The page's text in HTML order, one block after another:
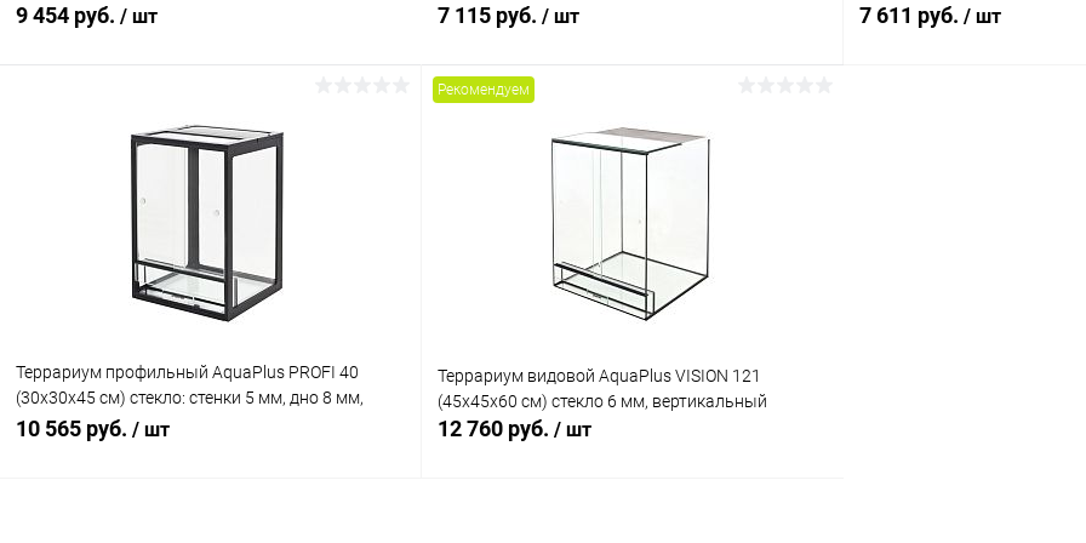
9 454 руб. / шт 7 115 руб. / шт
Купить в 1 клик
В наличии
7 611 руб. / шт
Террариум профильный AquaPlus PROFI 40
(30х30х45 см) стекло: стенки 5 мм, дно 8 мм,
черный
10 565 руб. / шт
Рекомендуем
Террариум видовой AquaPlus VISION 121
(45х45х60 см) стекло 6 мм, вертикальный
12 760 руб. / шт